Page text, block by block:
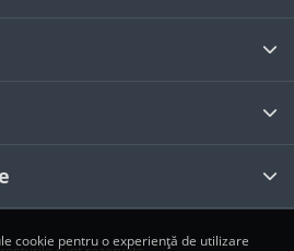
cookie pentru o experiență de utilizare